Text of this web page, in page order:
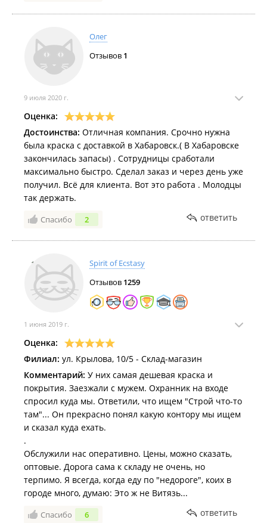
Олег
Отзывов 1
9 июля 2020 г.
Оценка:
Достоинства: Отличная компания. Срочно нужна
была краска с доставкой в Хабаровск.( В Хабаровске
закончилась запасы) . Сотрудницы сработали
максимально быстро. Сделал заказ и через день уже
получил. Всё для клиента. Вот это работа . Молодцы
так держать.
Спасибо 2 ответить
Spirit of Ecstasy
Отзывов 1259
1 июня 2019 г.
Оценка:
Филиал: ул. Крылова, 10/5 - Склад-магазин
Комментарий: У них самая дешевая краска и
покрытия. Заезжали с мужем. Охранник на входе
спросил куда мы. Ответили, что ищем "Строй что-то
там"... Он прекрасно понял какую контору мы ищем
и сказал куда ехать.
.
Обслужили нас оперативно. Цены, можно сказать,
оптовые. Дорога сама к складу не очень, но
терпимо. Я всегда, когда еду по "недороге", коих в
городе много, думаю: Это ж не Витязь...
Спасибо 6 ответить